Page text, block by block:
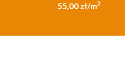
55,00 zł/m2